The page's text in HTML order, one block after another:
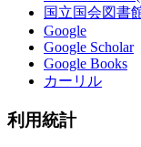
国立国会図書
Google
Google Scholar
Google Books
カーリル
利用統計